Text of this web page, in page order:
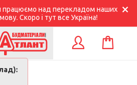
працюємо над перекладом наших
Скоро і тут все Україна!
КОРЗИНА